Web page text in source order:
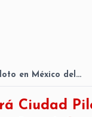
en México del…
Ciudad